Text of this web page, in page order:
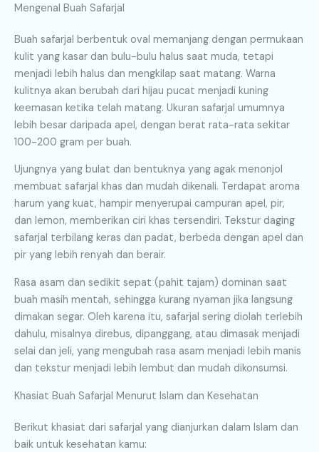
Mengenal Buah Safarjal
Buah safarjal berbentuk oval memanjang dengan permukaan
kulit yang kasar dan bulu-bulu halus saat muda, tetapi
menjadi lebih halus dan mengkilap saat matang. Warna
kulitnya akan berubah dari hijau pucat menjadi kuning
keemasan ketika telah matang. Ukuran safarjal umumnya
lebih besar daripada apel, dengan berat rata-rata sekitar
100-200 gram per buah.
Ujungnya yang bulat dan bentuknya yang agak menonjol
membuat safarjal khas dan mudah dikenali. Terdapat aroma
harum yang kuat, hampir menyerupai campuran apel, pir,
dan lemon, memberikan ciri khas tersendiri. Tekstur daging
safarjal terbilang keras dan padat, berbeda dengan apel dan
pir yang lebih renyah dan berair.
Rasa asam dan sedikit sepat (pahit tajam) dominan saat
buah masih mentah, sehingga kurang nyaman jika langsung
dimakan segar. Oleh karena itu, safarjal sering diolah terlebih
dahulu, misalnya direbus, dipanggang, atau dimasak menjadi
selai dan jeli, yang mengubah rasa asam menjadi lebih manis
dan tekstur menjadi lebih lembut dan mudah dikonsumsi.
Khasiat Buah Safarjal Menurut Islam dan Kesehatan
Berikut khasiat dari safarjal yang dianjurkan dalam Islam dan
baik untuk kesehatan kamu: